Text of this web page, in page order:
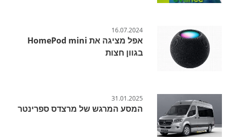
16.07.2024
אפל מציגה את HomePod mini
בגוון חצות
31.01.2025
המסע המרגש של מרצדס ספרינטר